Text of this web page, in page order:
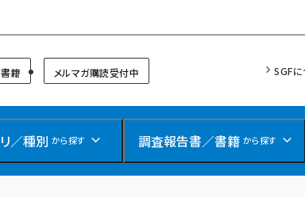
ラム
籍 メルマガ購読受付中 SGFに
／種別 から探す 調査報告書／書籍 から探す